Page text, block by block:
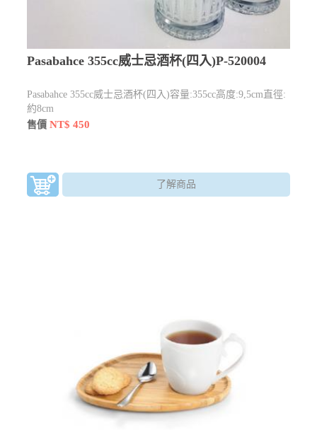
Pasabahce 355cc威士忌酒杯(四入)P-520004
Pasabahce 355cc威士忌酒杯(四入)容量:355cc高度:9,5cm直徑:
約8cm
售價NT$ 450
了解商品